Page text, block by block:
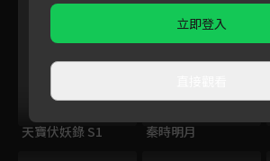
天寶伏妖錄 S1 秦時明月
立即登入